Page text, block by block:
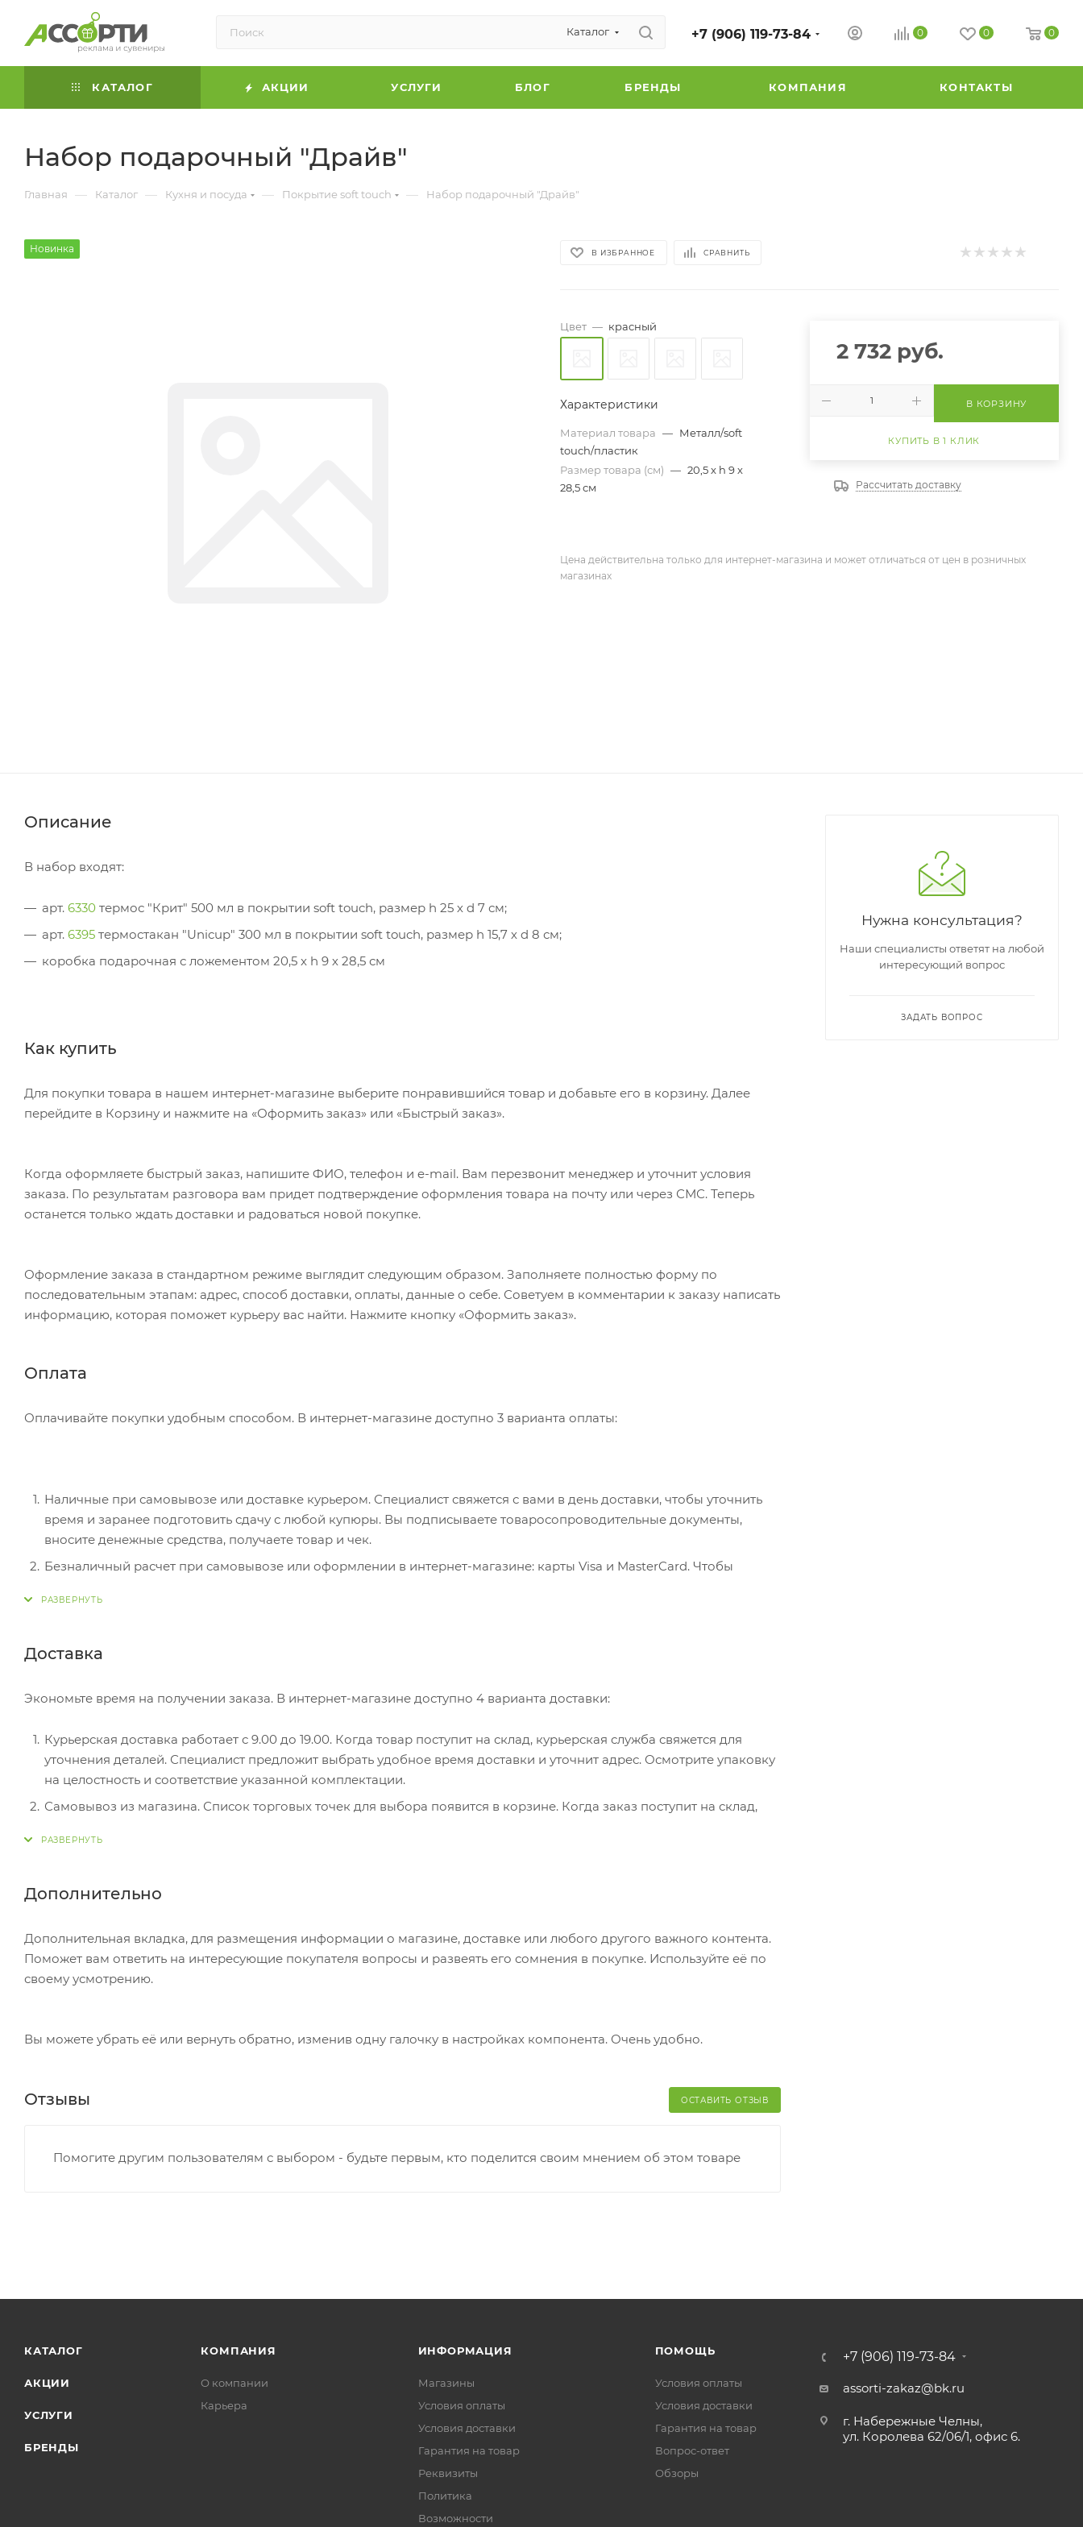
Каталог +7 (906) 119-73-84 0 0 0
КАТАЛОГ АКЦИИ УСЛУГИ БЛОГ БРЕНДЫ КОМПАНИЯ КОНТАКТЫ
Набор подарочный "Драйв"
Главная — Каталог — Кухня и посуда — Покрытие soft touch — Набор подарочный "Драйв"
Новинка В ИЗБРАННОЕ СРАВНИТЬ
Цвет — красный
Характеристики
Материал товара — Металл/soft
touch/пластик
Размер товара (см) — 20,5 x h 9 х
28,5 см
2 732руб.
В КОРЗИНУ
КУПИТЬ В 1 КЛИК
Рассчитать доставку
Цена действительна только для интернет-магазина и может отличаться от цен в розничных
магазинах
Описание
В набор входят:
арт. 6330 термос "Крит" 500 мл в покрытии soft touch, размер h 25 х d 7 см;
арт. 6395 термостакан "Unicup" 300 мл в покрытии soft touch, размер h 15,7 х d 8 см;
коробка подарочная с ложементом 20,5 x h 9 х 28,5 см
Как купить
Для покупки товара в нашем интернет-магазине выберите понравившийся товар и добавьте его в корзину. Далее
перейдите в Корзину и нажмите на «Оформить заказ» или «Быстрый заказ».
Когда оформляете быстрый заказ, напишите ФИО, телефон и e-mail. Вам перезвонит менеджер и уточнит условия
заказа. По результатам разговора вам придет подтверждение оформления товара на почту или через СМС. Теперь
останется только ждать доставки и радоваться новой покупке.
Оформление заказа в стандартном режиме выглядит следующим образом. Заполняете полностью форму по
последовательным этапам: адрес, способ доставки, оплаты, данные о себе. Советуем в комментарии к заказу написать
информацию, которая поможет курьеру вас найти. Нажмите кнопку «Оформить заказ».
Оплата
Оплачивайте покупки удобным способом. В интернет-магазине доступно 3 варианта оплаты:
Наличные при самовывозе или доставке курьером. Специалист свяжется с вами в день доставки, чтобы уточнить
время и заранее подготовить сдачу с любой купюры. Вы подписываете товаросопроводительные документы,
вносите денежные средства, получаете товар и чек.
Безналичный расчет при самовывозе или оформлении в интернет-магазине: карты Visa и MasterCard. Чтобы
действия и имя держателя.
перенаправит вас на страницу платежного сервиса. Здесь необходимо заполнить форму по инструкции.
Доставка
Экономьте время на получении заказа. В интернет-магазине доступно 4 варианта доставки:
Курьерская доставка работает с 9.00 до 19.00. Когда товар поступит на склад, курьерская служба свяжется для
уточнения деталей. Специалист предложит выбрать удобное время доставки и уточнит адрес. Осмотрите упаковку
на целостность и соответствие указанной комплектации.
Самовывоз из магазина. Список торговых точек для выбора появится в корзине. Когда заказ поступит на склад,
Почтовая доставка через почту России. Когда заказ придет в отделение, на ваш адрес придет извещение о
самостоятельно вы можете только после оплаты заказа. Один заказ может содержать не больше 10 позиций и его
стоимость не должна превышать 100 000 р.
Дополнительно
Дополнительная вкладка, для размещения информации о магазине, доставке или любого другого важного контента.
Поможет вам ответить на интересующие покупателя вопросы и развеять его сомнения в покупке. Используйте её по
своему усмотрению.
Вы можете убрать её или вернуть обратно, изменив одну галочку в настройках компонента. Очень удобно.
Отзывы ОСТАВИТЬ ОТЗЫВ
Помогите другим пользователям с выбором - будьте первым, кто поделится своим мнением об этом товаре
Нужна консультация?
Наши специалисты ответят на любой
интересующий вопрос
ЗАДАТЬ ВОПРОС
КАТАЛОГ
АКЦИИ
УСЛУГИ
БРЕНДЫ
КОМПАНИЯ
О компании
Карьера
ИНФОРМАЦИЯ
Магазины
Условия оплаты
Условия доставки
Гарантия на товар
Реквизиты
Политика
Возможности
ПОМОЩЬ
Условия оплаты
Условия доставки
Гарантия на товар
Вопрос-ответ
Обзоры
+7 (906) 119-73-84
assorti-zakaz@bk.ru
г. Набережные Челны,
ул. Королева 62/06/1, офис 6.